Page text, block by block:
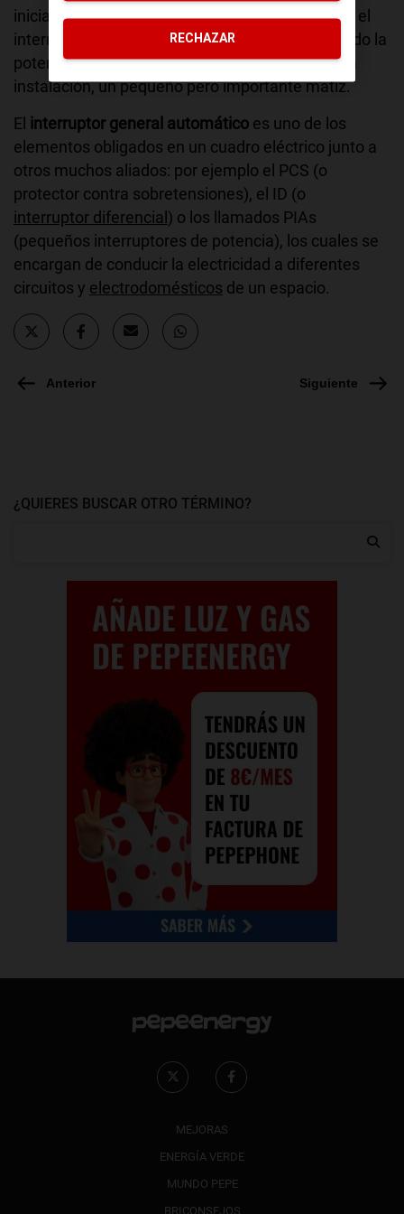
inicialmente contratada por el usuario, mientras el
interruptor general automático corta la luz cuando la
potencia supera la máxima que admite la propia
instalación, un pequeño pero importante matiz.
El interruptor general automático es uno de los
elementos obligados en un cuadro eléctrico junto a
otros muchos aliados: por ejemplo el PCS (o
protector contra sobretensiones), el ID (o
interruptor diferencial ) o los llamados PIAs
(pequeños interruptores de potencia), los cuales se
encargan de conducir la electricidad a diferentes
circuitos y electrodomésticos de un espacio.
Anterior Siguiente
¿QUIERES BUSCAR OTRO TÉRMINO?
MEJORAS
ENERGÍA VERDE
MUNDO PEPE
BRICONSEJOS
RECHAZAR